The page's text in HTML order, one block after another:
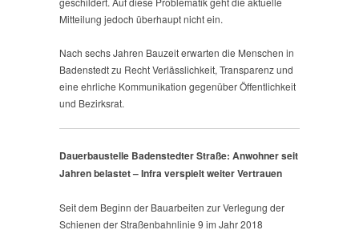
Mitteilung jedoch überhaupt nicht ein.
Nach sechs Jahren Bauzeit erwarten die Menschen in
Badenstedt zu Recht Verlässlichkeit, Transparenz und
eine ehrliche Kommunikation gegenüber Öffentlichkeit
und Bezirksrat.
Dauerbaustelle Badenstedter Straße: Anwohner seit
Jahren belastet – Infra verspielt weiter Vertrauen
Seit dem Beginn der Bauarbeiten zur Verlegung der
Schienen der Straßenbahnlinie 9 im Jahr 2018